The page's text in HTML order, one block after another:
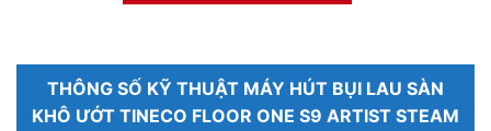
THÔNG SỐ KỸ THUẬT MÁY HÚT BỤI LAU SÀN
KHÔ ƯỚT TINECO FLOOR ONE S9 ARTIST STEAM